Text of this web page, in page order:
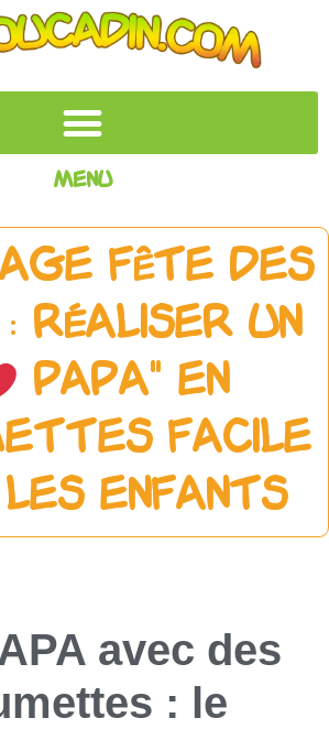
Menu
Fête des
: Réaliser un
Papa" en
Facile
les Enfants
avec des
: le